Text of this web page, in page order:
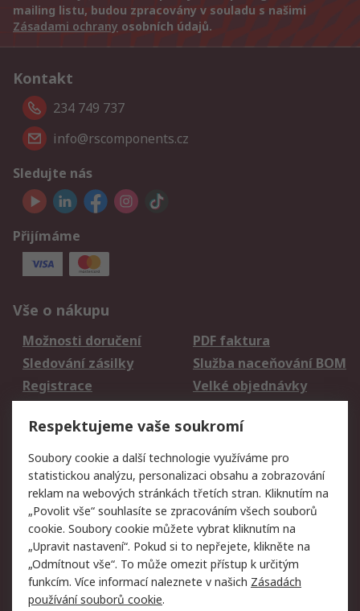
mailing listu, budou zpracovány v souladu s našimi
Zásadami ochrany osobních údajů.
Kontakt
234 749 737
info@rscomponents.cz
Sledujte nás
Přijímáme
Vše o nákupu
Možnosti doručení
PDF faktura
Sledování zásilky
Služba naceňování BOM
Registrace
Velké objednávky
Právní
Autorská práva
Obchodní podmínky
společnosti RS
Prohlášení o ochraně
údajů
Zabezpečení
elektronické pošty
Zásady pro soubory
cookie
Zásady ochrany
osobních údajů
Respektujeme vaše soukromí
Soubory cookie a další technologie využíváme pro
statistickou analýzu, personalizaci obsahu a zobrazování
reklam na webových stránkách třetích stran. Kliknutím na
„Povolit vše“ souhlasíte se zpracováním všech souborů
cookie. Soubory cookie můžete vybrat kliknutím na
„Upravit nastavení“. Pokud si to nepřejete, klikněte na
„Odmítnout vše“. To může omezit přístup k určitým
funkcím. Více informací naleznete v našich Zásadách
používání souborů cookie.